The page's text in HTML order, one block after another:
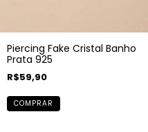
Piercing Fake Cristal Banho
Prata 925
R$59,90
COMPRAR